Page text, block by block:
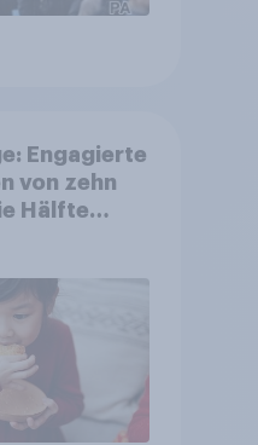
Engagierte
von zehn
Hälfte